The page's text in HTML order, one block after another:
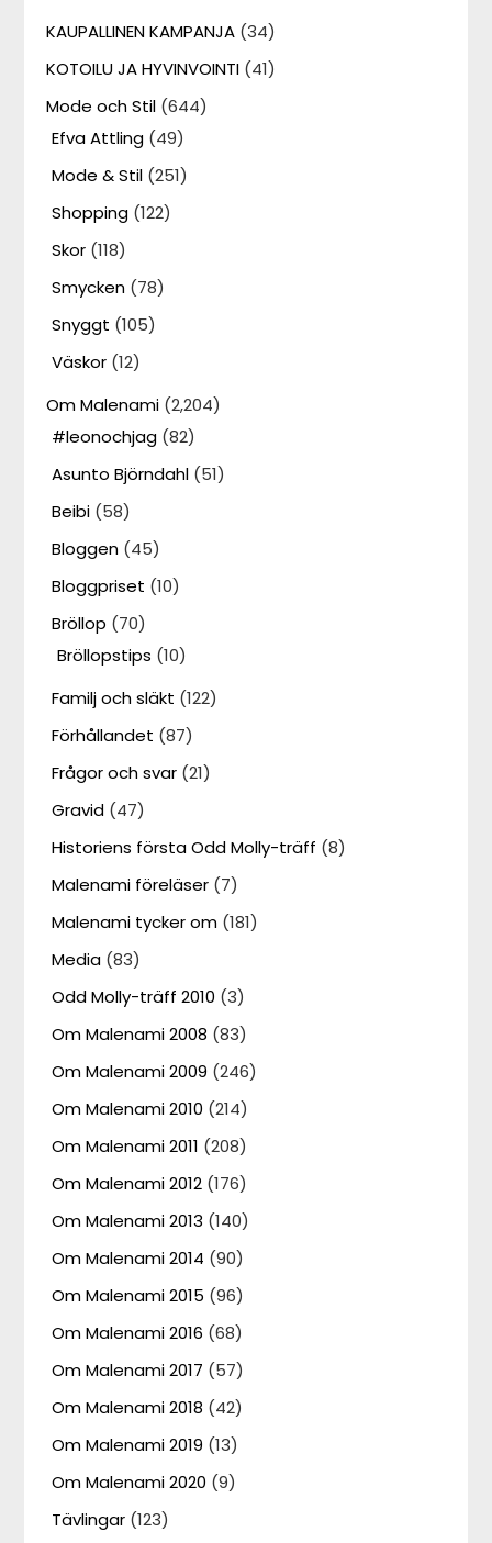
KAUPALLINEN KAMPANJA (34)
KOTOILU JA HYVINVOINTI (41)
Mode och Stil (644)
Efva Attling (49)
Mode & Stil (251)
Shopping (122)
Skor (118)
Smycken (78)
Snyggt (105)
Väskor (12)
Om Malenami (2,204)
#leonochjag (82)
Asunto Björndahl (51)
Beibi (58)
Bloggen (45)
Bloggpriset (10)
Bröllop (70)
Bröllopstips (10)
Familj och släkt (122)
Förhållandet (87)
Frågor och svar (21)
Gravid (47)
Historiens första Odd Molly-träff (8)
Malenami föreläser (7)
Malenami tycker om (181)
Media (83)
Odd Molly-träff 2010 (3)
Om Malenami 2008 (83)
Om Malenami 2009 (246)
Om Malenami 2010 (214)
Om Malenami 2011 (208)
Om Malenami 2012 (176)
Om Malenami 2013 (140)
Om Malenami 2014 (90)
Om Malenami 2015 (96)
Om Malenami 2016 (68)
Om Malenami 2017 (57)
Om Malenami 2018 (42)
Om Malenami 2019 (13)
Om Malenami 2020 (9)
Tävlingar (123)